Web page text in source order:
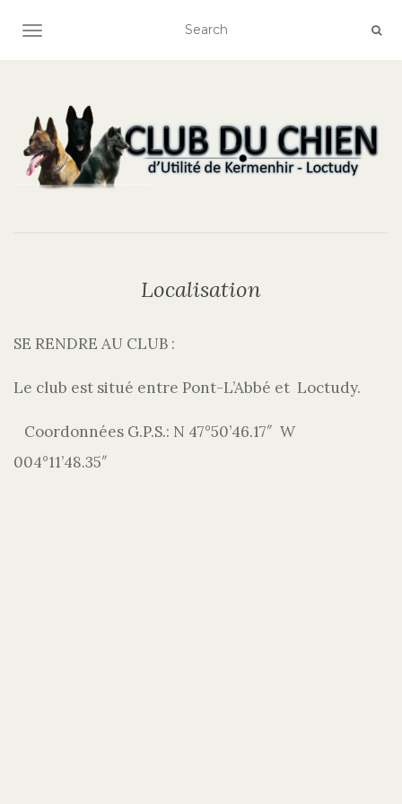
AFFICHER/MASQUER LA NAVIGATION
Localisation
SE RENDRE AU CLUB :
Le club est situé entre Pont-L’Abbé et Loctudy.
Coordonnées G.P.S.: N 47°50’46.17″ W
004°11’48.35″